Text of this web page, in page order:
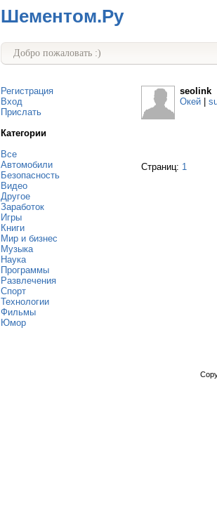
Шементом.Ру
Добро пожаловать :)
Регистрация
Вход
Прислать
Категории
Все
Автомобили
Безопасность
Видео
Другое
Заработок
Игры
Книги
Мир и бизнес
Музыка
Наука
Программы
Развлечения
Спорт
Технологии
Фильмы
Юмор
seolink
Окей
Страниц: 1